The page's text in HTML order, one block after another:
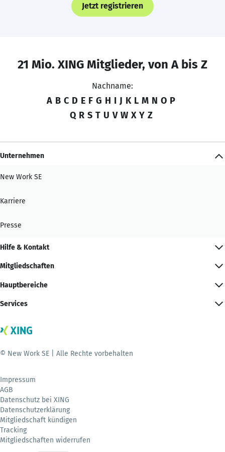
Jetzt registrieren
21 Mio. XING Mitglieder, von A bis Z
Nachname:
A B C D E F G H I J K L M N O P
Q R S T U V W X Y Z
Unternehmen
New Work SE
Karriere
Presse
Hilfe & Kontakt
Mitgliedschaften
Hauptbereiche
Services
© New Work SE | Alle Rechte vorbehalten
Impressum
AGB
Datenschutz bei XING
Datenschutzerklärung
Mitgliedschaft kündigen
Tracking
Mitgliedschaften widerrufen